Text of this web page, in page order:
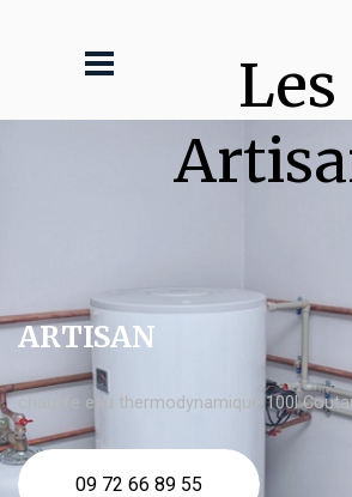
Les
ARTISAN
chauffe eau thermodynamique 100l
09 72 66 89 55